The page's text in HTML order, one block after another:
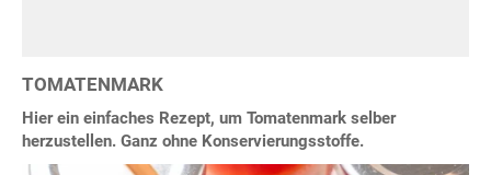
TOMATENMARK
Hier ein einfaches Rezept, um Tomatenmark selber
herzustellen. Ganz ohne Konservierungsstoffe.